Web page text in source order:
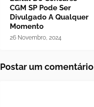
CGM SP Pode Ser
Divulgado A Qualquer
Momento
26 Novembro, 2024
Postar um comentário